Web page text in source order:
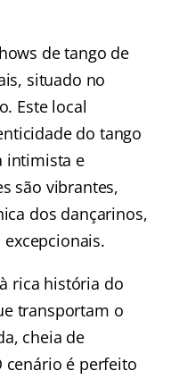
de tango de
situado no
Este local
do tango
intimista e
são vibrantes,
dos dançarinos,
rica história do
transportam o
cheia de
cenário é perfeito